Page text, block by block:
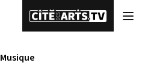
Musique